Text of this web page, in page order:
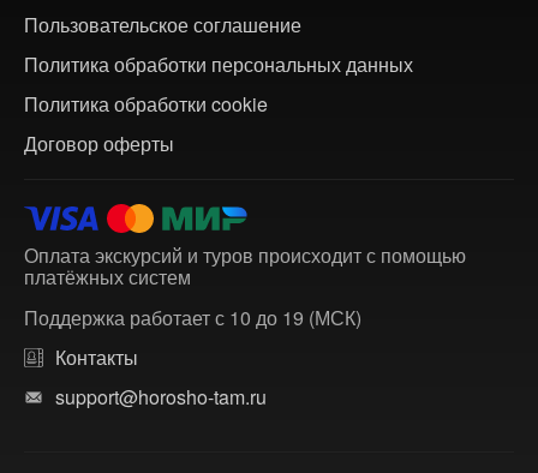
Пользовательское соглашение
Политика обработки персональных данных
Политика обработки cookie
Договор оферты
Оплата экскурсий и туров происходит с помощью
платёжных систем
Поддержка работает с 10 до 19 (МСК)
Контакты
support@horosho-tam.ru